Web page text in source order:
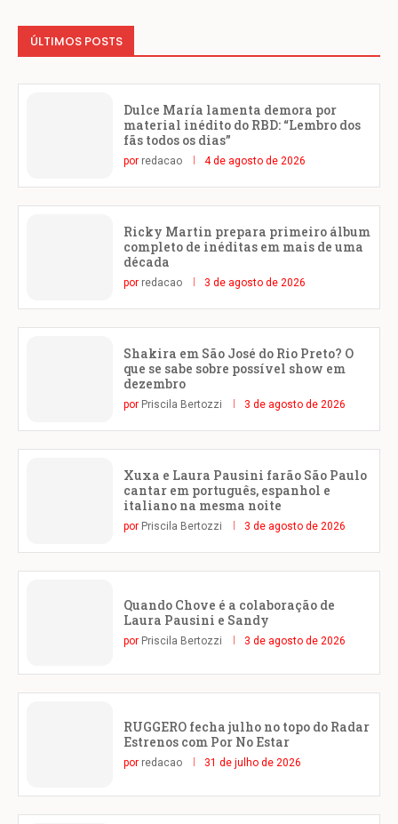
ÚLTIMOS POSTS
Dulce María lamenta demora por
material inédito do RBD: “Lembro dos
fãs todos os dias”
por redacao 4 de agosto de 2026
Ricky Martin prepara primeiro álbum
completo de inéditas em mais de uma
década
por redacao 3 de agosto de 2026
Shakira em São José do Rio Preto? O
que se sabe sobre possível show em
dezembro
por Priscila Bertozzi 3 de agosto de 2026
Xuxa e Laura Pausini farão São Paulo
cantar em português, espanhol e
italiano na mesma noite
por Priscila Bertozzi 3 de agosto de 2026
Quando Chove é a colaboração de
Laura Pausini e Sandy
por Priscila Bertozzi 3 de agosto de 2026
RUGGERO fecha julho no topo do Radar
Estrenos com Por No Estar
por redacao 31 de julho de 2026